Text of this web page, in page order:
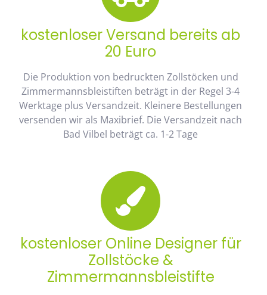
kostenloser Versand bereits ab
20 Euro
Die Produktion von bedruckten Zollstöcken und
Zimmermannsbleistiften beträgt in der Regel 3-4
Werktage plus Versandzeit. Kleinere Bestellungen
versenden wir als Maxibrief. Die Versandzeit nach
Bad Vilbel beträgt ca. 1-2 Tage
kostenloser Online Designer für
Zollstöcke &
Zimmermannsbleistifte